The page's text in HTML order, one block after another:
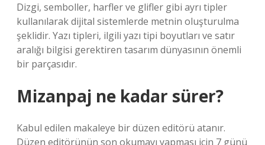
Dizgi, semboller, harfler ve glifler gibi ayrı tipler
kullanılarak dijital sistemlerde metnin oluşturulma
şeklidir. Yazı tipleri, ilgili yazı tipi boyutları ve satır
aralığı bilgisi gerektiren tasarım dünyasının önemli
bir parçasıdır.
Mizanpaj ne kadar sürer?
Kabul edilen makaleye bir düzen editörü atanır.
Düzen editörünün son okumayı yapması için 7 günü